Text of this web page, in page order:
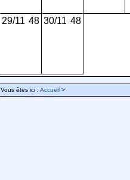
29/11 48 30/11 48
Vous êtes ici : Accueil >